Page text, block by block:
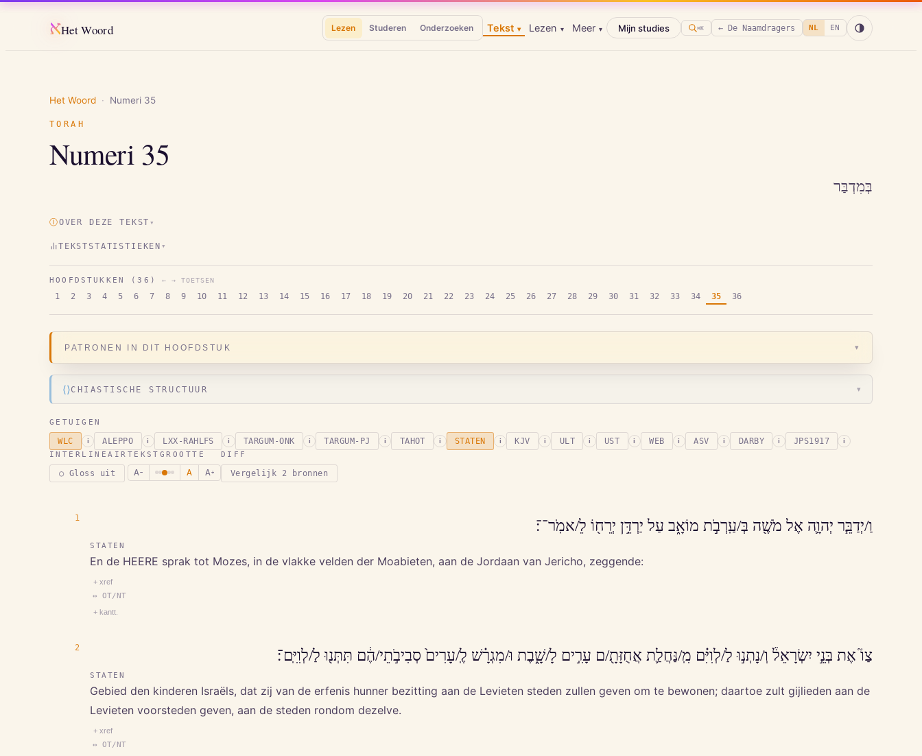
אHet Woord Lezen Studeren Onderzoeken Tekst ▾ Lezen ▾ Meer ▾ Mijn studies ⌘K ← De Naamdragers NL EN
Het Woord · Numeri 35
TORAH
Numeri35
בְּמִדְבַּר
ⒾOVER DEZE TEKST ▾
TEKSTSTATISTIEKEN ▾
HOOFDSTUKKEN (36 ) ← → TOETSEN
1 2 3 4 5 6 7 8 9 10 11 12 13 14 15 16 17 18 19 20 21 22 23 24 25 26 27 28 29 30 31 32 33 34 35 36
PATRONEN IN DIT HOOFDSTUK ▾
⟨⟩CHIASTISCHE STRUCTUUR ▾
GETUIGEN
WLC i ALEPPO i LXX-RAHLFS i TARGUM-ONK i TARGUM-PJ i TAHOT i STATEN i KJV i ULT i UST i WEB i ASV i DARBY i JPS1917 i
INTERLINEAIR
○ Gloss uit
TEKSTGROOTTE
A− A A+
DIFF
Vergelijk 2 bronnen
1 וַ/יְדַבֵּ֧ר יְהוָ֛ה אֶל מֹשֶׁ֖ה בְּ/עַֽרְבֹ֣ת מוֹאָ֑ב עַל יַרְדֵּ֥ן יְרֵח֖וֹ לֵ/אמֹֽר־־׃
STATEN
En de HEERE sprak tot Mozes, in de vlakke velden der Moabieten, aan de Jordaan van Jericho, zeggende:
+ xref
↔ OT/NT
+ kantt.
2 צַו֮ אֶת בְּנֵ֣י יִשְׂרָאֵל֒ וְ/נָתְנ֣וּ לַ/לְוִיִּ֗ם מִֽ/נַּחֲלַ֛ת אֲחֻזָּתָ֖/ם עָרִ֣ים לָ/שָׁ֑בֶת וּ/מִגְרָ֗שׁ לֶֽ/עָרִים֙ סְבִיבֹ֣תֵי/הֶ֔ם תִּתְּנ֖וּ לַ/לְוִיִּֽם־׃
STATEN
Gebied den kinderen Israëls, dat zij van de erfenis hunner bezitting aan de Levieten steden zullen geven om te bewonen; daartoe zult gijlieden aan de
Levieten voorsteden geven, aan de steden rondom dezelve.
+ xref
↔ OT/NT